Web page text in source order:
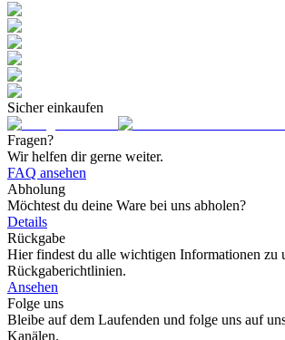
Sicher einkaufen
Fragen?
Wir helfen dir gerne weiter.
FAQ ansehen
Abholung
Möchtest du deine Ware bei uns abholen?
Details
Rückgabe
Hier findest du alle wichtigen Informationen zu
Rückgaberichtlinien.
Ansehen
Folge uns
Bleibe auf dem Laufenden und folge uns auf
Kanälen.